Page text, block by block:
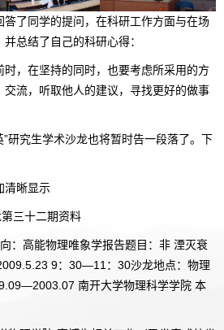
答了同学的提问，在科研工作方面与在场
总结了自己的科研心得：
时，在坚持的同时，也要考虑所采用的方
交流，听取他人的建议，寻找更好的做事
研究生学术沙龙也将暂时告一段落了。下
清晰显示
三十二期资料
：高能物理唯象学报告题目：非 湮灭衰
9：30—11：30沙龙地点：物理
南开大学物理科学学院 本